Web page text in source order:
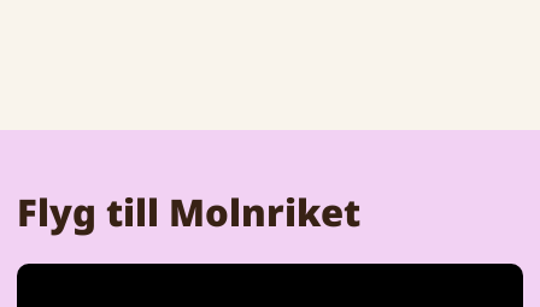
Flyg till Molnriket